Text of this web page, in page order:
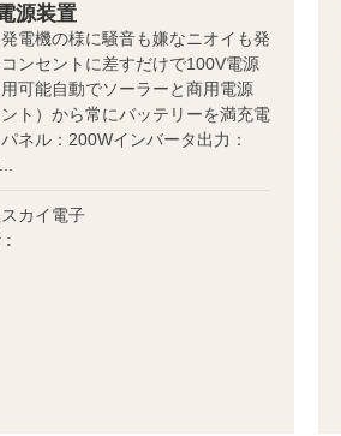
源装置
電機の様に騒音も嫌なニオイも発
ンセントに差すだけで100V電源
可能自動でソーラーと商用電源
ント）から常にバッテリーを満充電
ネル：200Wインバータ出力：
カイ電子
: